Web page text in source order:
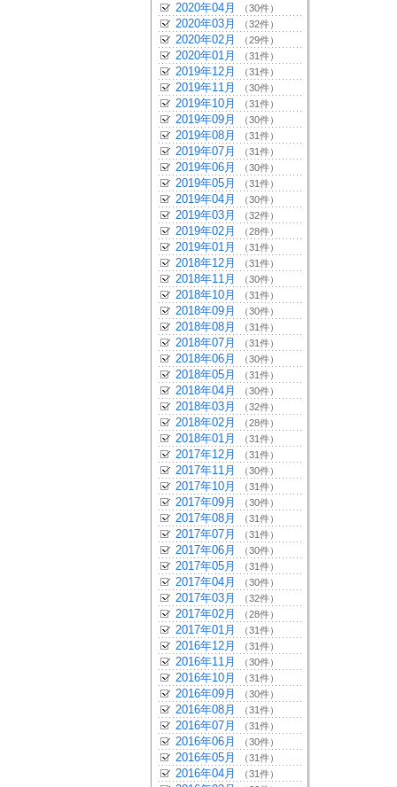
2020年04月 （30件）
2020年03月 （32件）
2020年02月 （29件）
2020年01月 （31件）
2019年12月 （31件）
2019年11月 （30件）
2019年10月 （31件）
2019年09月 （30件）
2019年08月 （31件）
2019年07月 （31件）
2019年06月 （30件）
2019年05月 （31件）
2019年04月 （30件）
2019年03月 （32件）
2019年02月 （28件）
2019年01月 （31件）
2018年12月 （31件）
2018年11月 （30件）
2018年10月 （31件）
2018年09月 （30件）
2018年08月 （31件）
2018年07月 （31件）
2018年06月 （30件）
2018年05月 （31件）
2018年04月 （30件）
2018年03月 （32件）
2018年02月 （28件）
2018年01月 （31件）
2017年12月 （31件）
2017年11月 （30件）
2017年10月 （31件）
2017年09月 （30件）
2017年08月 （31件）
2017年07月 （31件）
2017年06月 （30件）
2017年05月 （31件）
2017年04月 （30件）
2017年03月 （32件）
2017年02月 （28件）
2017年01月 （31件）
2016年12月 （31件）
2016年11月 （30件）
2016年10月 （31件）
2016年09月 （30件）
2016年08月 （31件）
2016年07月 （31件）
2016年06月 （30件）
2016年05月 （31件）
2016年04月 （31件）